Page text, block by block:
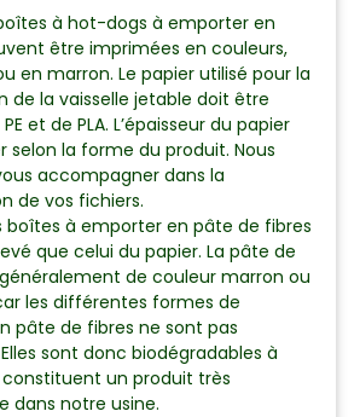
à hot-dogs à emporter en
être imprimées en couleurs,
en marron. Le papier utilisé pour la
de la vaisselle jetable doit être
et de PLA. L’épaisseur du papier
selon la forme du produit. Nous
accompagner dans la
de vos fichiers.
boîtes à emporter en pâte de fibres
que celui du papier. La pâte de
de couleur marron ou
les différentes formes de
pâte de fibres ne sont pas
sont donc biodégradables à
constituent un produit très
dans notre usine.